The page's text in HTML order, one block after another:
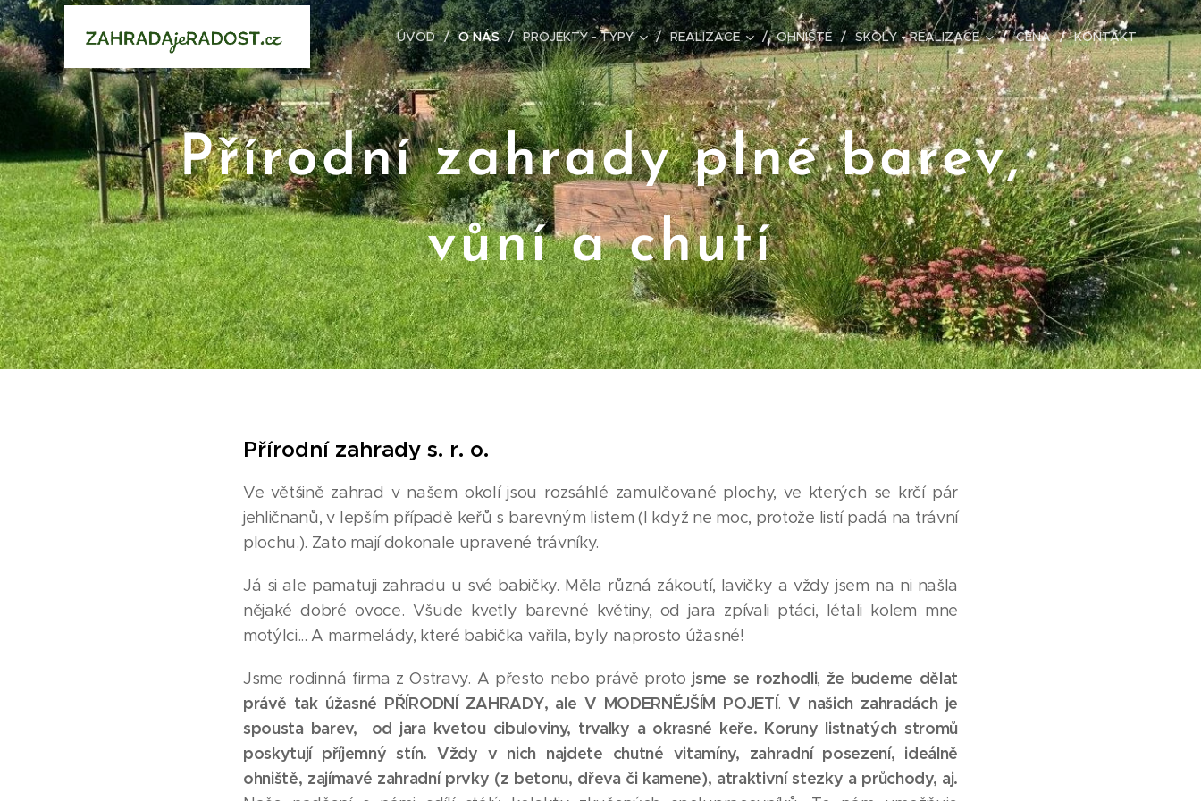
ÚVOD O NÁS PROJEKTY - TYPY REALIZACE OHNIŠTĚ SKOLY - REALIZACE CENA KONTAKT
Přírodní zahrady plné barev,
vůní a chutí
Přírodní zahrady s. r. o.
Ve většině zahrad v našem okolí jsou rozsáhlé zamulčované plochy, ve kterých se krčí pár
jehličnanů, v lepším případě keřů s barevným listem (I když ne moc, protože listí padá na trávní
plochu.). Zato mají dokonale upravené trávníky.
Já si ale pamatuji zahradu u své babičky. Měla různá zákoutí, lavičky a vždy jsem na ni našla
nějaké dobré ovoce. Všude kvetly barevné květiny, od jara zpívali ptáci, létali kolem mne
motýlci... A marmelády, které babička vařila, byly naprosto úžasné!
Jsme rodinná firma z Ostravy. A přesto nebo právě proto jsme se rozhodli, že budeme dělat
právě tak úžasné PŘÍRODNÍ ZAHRADY, ale V MODERNĚJŠÍM POJETÍ.V našich zahradách je
spousta barev, od jara kvetou cibuloviny, trvalky a okrasné keře. Koruny listnatých stromů
poskytují příjemný stín. Vždy v nich najdete chutné vitamíny, zahradní posezení, ideálně
ohniště, zajímavé zahradní prvky (z betonu, dřeva či kamene), atraktivní stezky a průchody, aj.